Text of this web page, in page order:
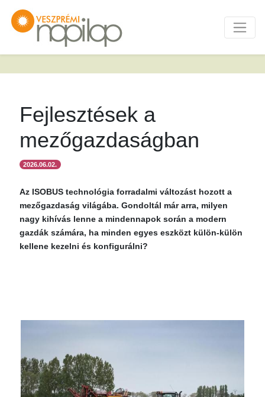
Fejlesztések a
mezőgazdaságban
2026.06.02.
Az ISOBUS technológia forradalmi változást hozott a
mezőgazdaság világába. Gondoltál már arra, milyen
nagy kihívás lenne a mindennapok során a modern
gazdák számára, ha minden egyes eszközt külön-külön
kellene kezelni és konfigurálni?